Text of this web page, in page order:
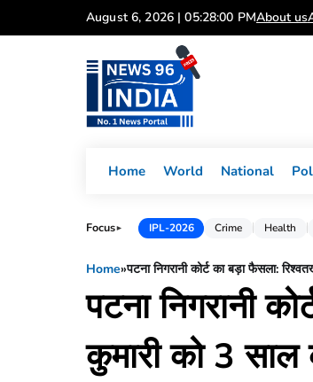
to
August 6, 2026 | 05:28:01 PMAbout us
Home World National
Focus► IPL-2026 Crime Health
Home»पटना निगरानी कोर्ट का बड़ा फैसला:
पटना निगरानी
कुमारी को 3 साल